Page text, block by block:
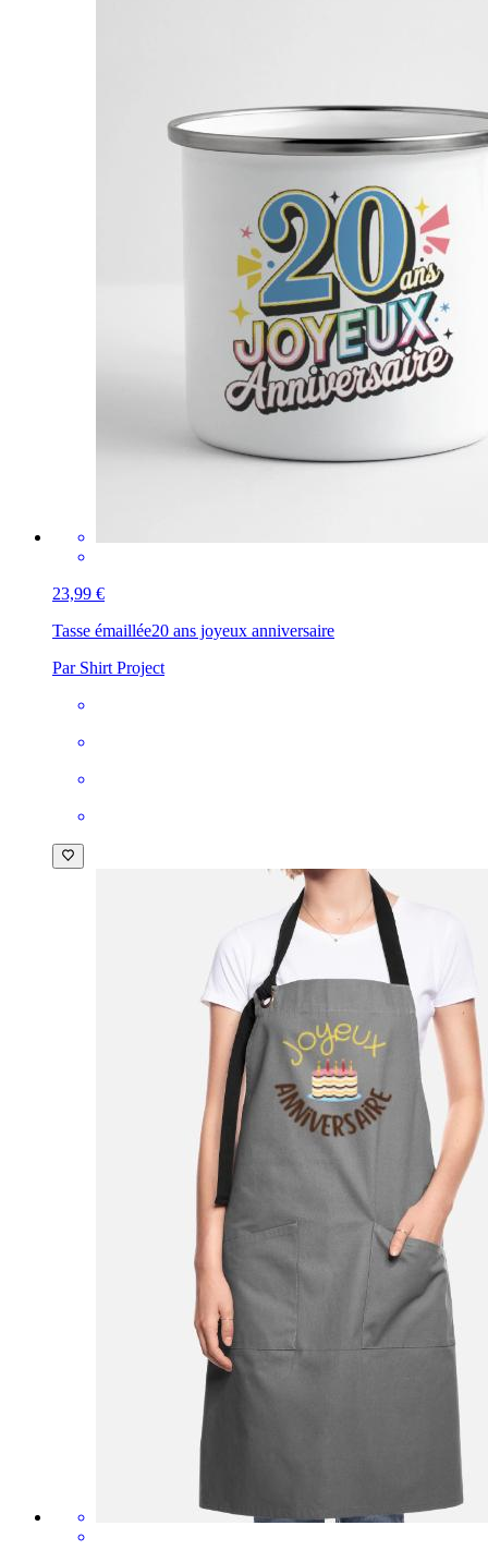
23,99 €
Tasse émaillée20 ans joyeux anniversaire
Par Shirt Project